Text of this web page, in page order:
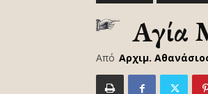
Αγία
Από Αρχιμ.